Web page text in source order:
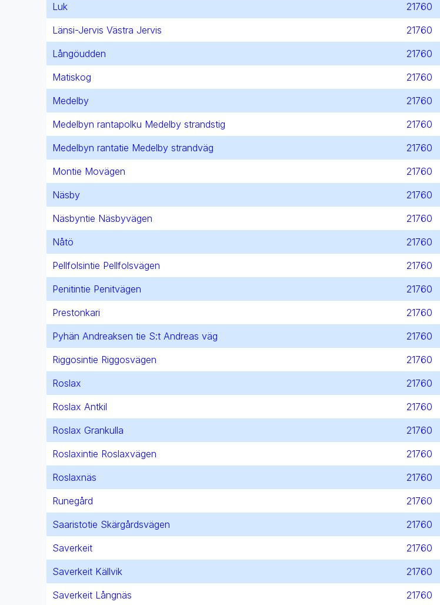
Luk
21760
Länsi-Jervis Västra Jervis
21760
Långöudden
21760
Matiskog
21760
Medelby
21760
Medelbyn rantapolku Medelby strandstig
21760
Medelbyn rantatie Medelby strandväg
21760
Montie Movägen
21760
Näsby
21760
Näsbyntie Näsbyvägen
21760
Nåtö
21760
Pellfolsintie Pellfolsvägen
21760
Penitintie Penitvägen
21760
Prestonkari
21760
Pyhän Andreaksen tie S:t Andreas väg
21760
Riggosintie Riggosvägen
21760
Roslax
21760
Roslax Antkil
21760
Roslax Grankulla
21760
Roslaxintie Roslaxvägen
21760
Roslaxnäs
21760
Runegård
21760
Saaristotie Skärgårdsvägen
21760
Saverkeit
21760
Saverkeit Källvik
21760
Saverkeit Långnäs
21760